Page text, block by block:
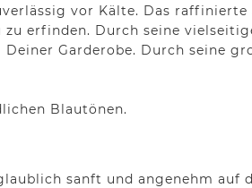
vor Kälte. Das
erfinden. Durch seine
Garderobe. Durch seine
Blautönen.
sanft und angenehm auf